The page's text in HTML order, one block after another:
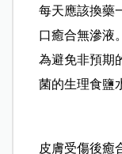
每天應該換藥
口癒合無滲液
為避免非預期
菌的生理食鹽
皮膚受傷後癒